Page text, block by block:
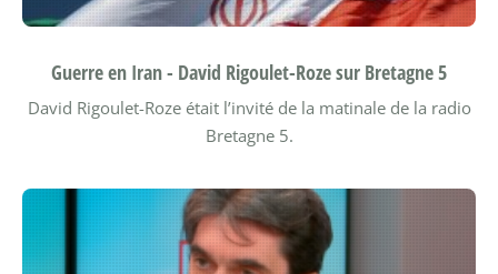
Guerre en Iran - David Rigoulet-Roze sur Bretagne 5
David Rigoulet-Roze était l’invité de la matinale de la radio
Bretagne 5.